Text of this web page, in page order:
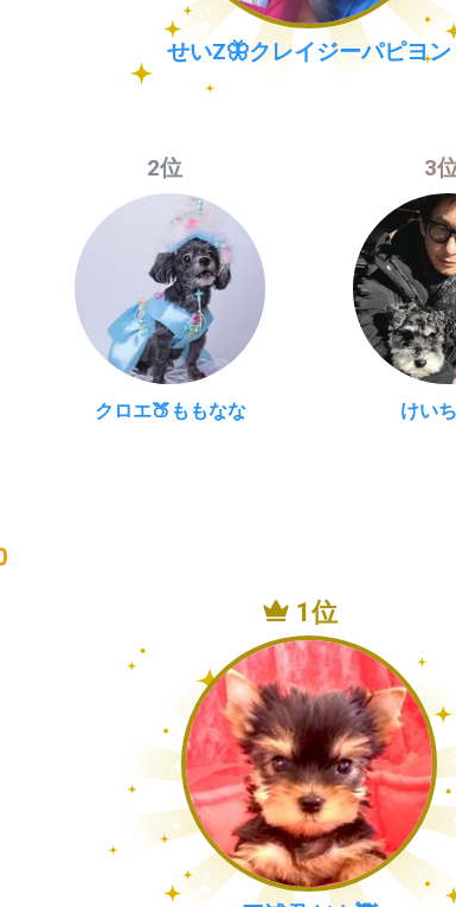
せいZ🦋クレイジーパピヨン
2位
クロエ🍑ももなな
3
けい
1位